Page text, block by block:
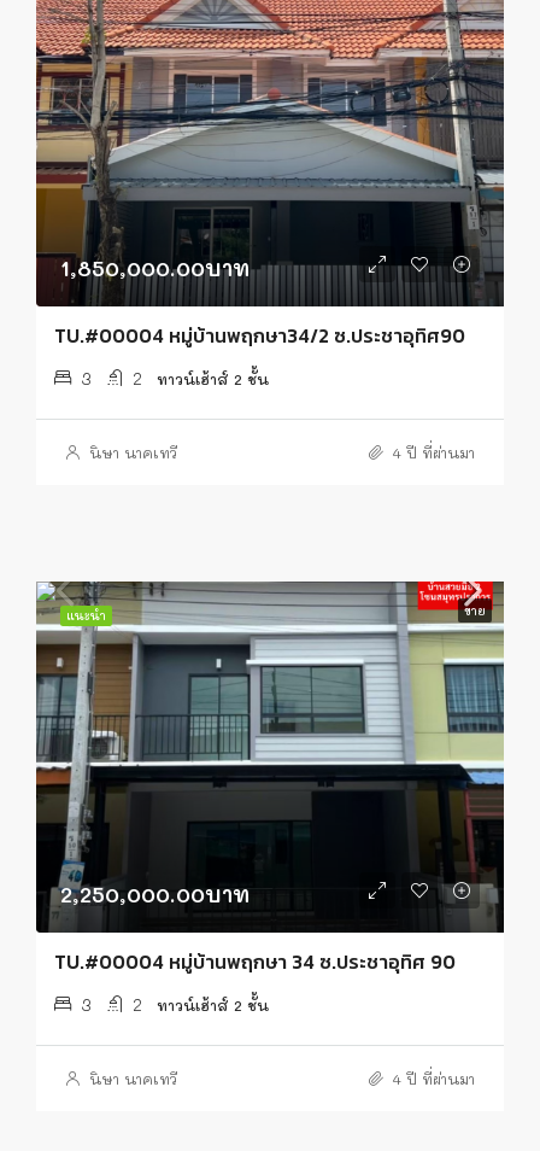
1,850,000.00บาท
TU.#00004 หมู่บ้านพฤกษา34/2 ซ.ประชาอุทิศ90
3 2 ทาวน์เฮ้าส์ 2 ชั้น
นิษา นาคเทวี 4 ปี ที่ผ่านมา
แนะนำ ขาย
2,250,000.00บาท
TU.#00004 หมู่บ้านพฤกษา 34 ซ.ประชาอุทิศ 90
3 2 ทาวน์เฮ้าส์ 2 ชั้น
นิษา นาคเทวี 4 ปี ที่ผ่านมา